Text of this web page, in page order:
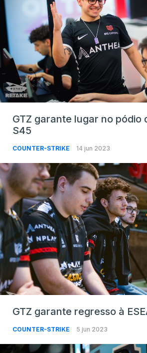
GTZ garante lugar no pódio
S45
COUNTER-STRIKE 14 jun 2023
GTZ garante regresso à
COUNTER-STRIKE 5 jun 2023